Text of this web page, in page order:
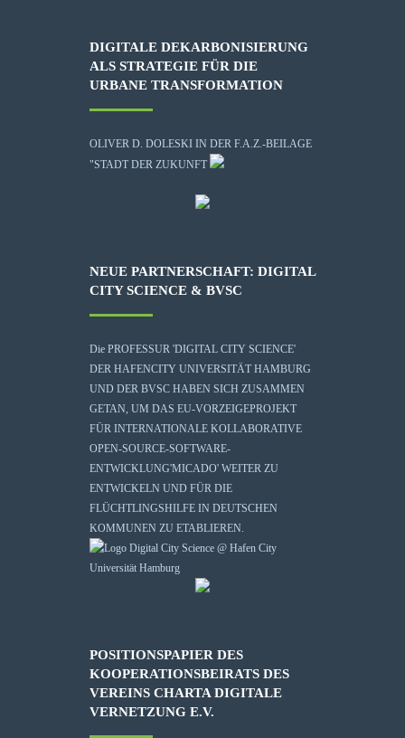
DIGITALE DEKARBONISIERUNG
ALS STRATEGIE FÜR DIE
URBANE TRANSFORMATION
OLIVER D. DOLESKI IN DER F.A.Z.-BEILAGE
"STADT DER ZUKUNFT
NEUE PARTNERSCHAFT: DIGITAL
CITY SCIENCE & BVSC
Die PROFESSUR 'DIGITAL CITY SCIENCE'
DER HAFENCITY UNIVERSITÄT HAMBURG
UND DER BVSC HABEN SICH ZUSAMMEN
GETAN, UM DAS EU-VORZEIGEPROJEKT
FÜR INTERNATIONALE KOLLABORATIVE
OPEN-SOURCE-SOFTWARE-
ENTWICKLUNG'MICADO' WEITER ZU
ENTWICKELN UND FÜR DIE
FLÜCHTLINGSHILFE IN DEUTSCHEN
KOMMUNEN ZU ETABLIEREN.
POSITIONSPAPIER DES
KOOPERATIONSBEIRATS DES
VEREINS CHARTA DIGITALE
VERNETZUNG E.V.